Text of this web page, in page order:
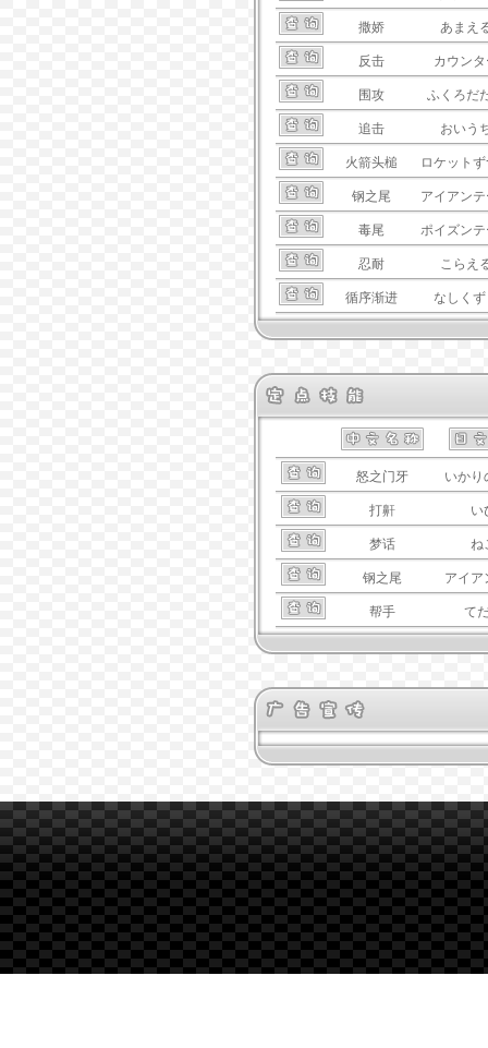
撒娇 あまえ
反击 カウン
围攻 ふくろだ
追击 おいう
火箭头槌 ロケット
钢之尾 アイアン
毒尾 ポイズン
忍耐 こらえ
循序渐进 なしく
怒之门牙 いかり
打鼾 い
梦话 ね
钢之尾 アイア
帮手 て